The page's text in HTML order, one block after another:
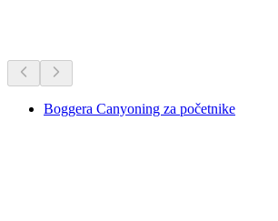
Boggera Canyoning za početnike